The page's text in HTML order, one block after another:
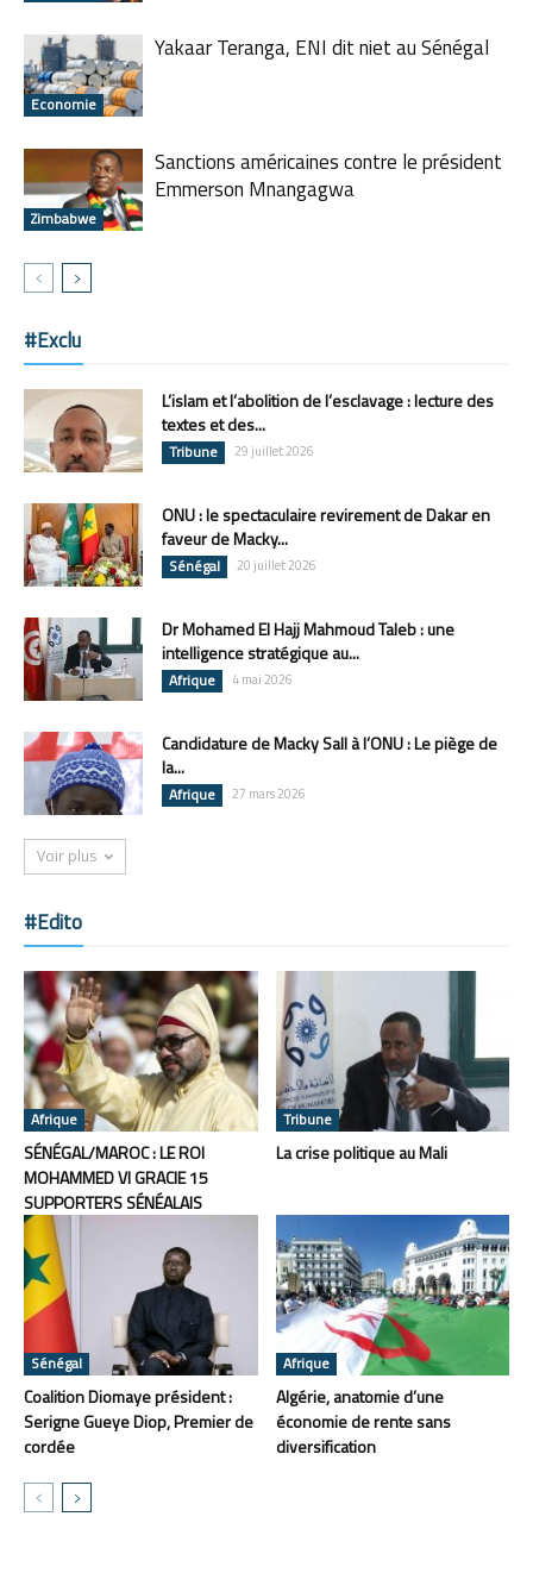
Economie
Yakaar Teranga, ENI dit niet au Sénégal
Zimbabwe
Sanctions américaines contre le président
Emmerson Mnangagwa
#Exclu
L’islam et l’abolition de l’esclavage : lecture des
textes et des...
Tribune 29 juillet 2026
ONU : le spectaculaire revirement de Dakar en
faveur de Macky...
Sénégal 20 juillet 2026
Dr Mohamed El Hajj Mahmoud Taleb : une
intelligence stratégique au...
Afrique 4 mai 2026
Candidature de Macky Sall à l’ONU : Le piège de
la...
Afrique 27 mars 2026
Voir plus
#Edito
Afrique
SÉNÉGAL/MAROC : LE ROI
MOHAMMED VI GRACIE 15
SUPPORTERS SÉNÉALAIS
Tribune
La crise politique au Mali
Sénégal
Coalition Diomaye président :
Serigne Gueye Diop, Premier de
cordée
Afrique
Algérie, anatomie d’une
économie de rente sans
diversification